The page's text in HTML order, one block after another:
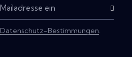
Subscribe
Datenschutz-Bestimmungen.